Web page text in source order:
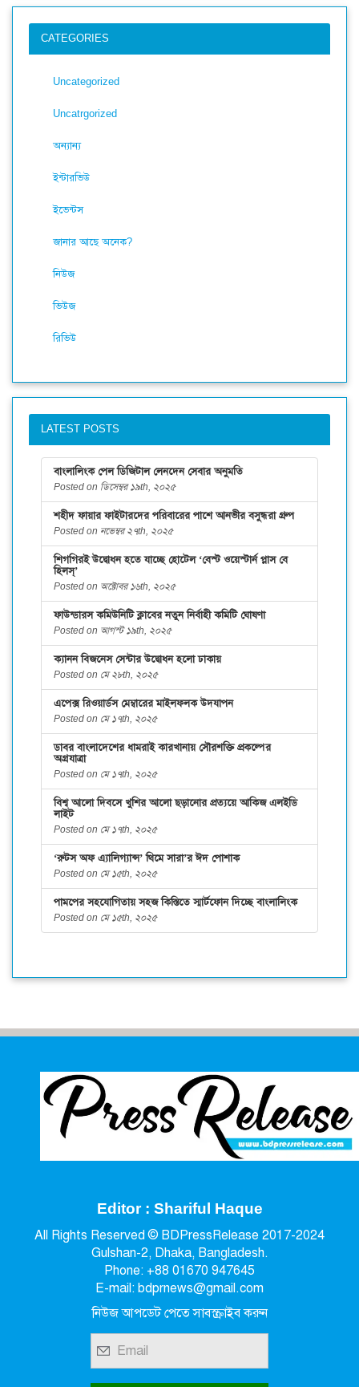
CATEGORIES
Uncategorized
Uncatrgorized
অন্যান্য
ইন্টারভিউ
ইভেন্টস
জানার আছে অনেক?
নিউজ
ভিউজ
রিভিউ
LATEST POSTS
বাংলালিংক পেল ডিজিটাল লেনদেন সেবার অনুমতি
Posted on ডিসেম্বর ১৯th, ২০২৫
শহীদ ফায়ার ফাইটারদের পরিবারের পাশে আনভীর বসুন্ধরা গ্রুপ
Posted on নভেম্বর ২৭th, ২০২৫
শিগগিরই উদ্বোধন হতে যাচ্ছে হোটেল ‘বেস্ট ওয়েস্টার্ন প্লাস বে
হিলস্’
Posted on অক্টোবর ১৬th, ২০২৫
ফাউন্ডারস কমিউনিটি ক্লাবের নতুন নির্বাহী কমিটি ঘোষণা
Posted on আগস্ট ১৯th, ২০২৫
ক্যানন বিজনেস সেন্টার উদ্বোধন হলো ঢাকায়
Posted on মে ২৮th, ২০২৫
এপেক্স রিওয়ার্ডস মেম্বারের মাইলফলক উদযাপন
Posted on মে ১৭th, ২০২৫
ডাবর বাংলাদেশের ধামরাই কারখানায় সৌরশক্তি প্রকল্পের
অগ্রযাত্রা
Posted on মে ১৭th, ২০২৫
বিশ্ব আলো দিবসে খুশির আলো ছড়ানোর প্রত্যয়ে আকিজ এলইডি
লাইট
Posted on মে ১৭th, ২০২৫
‘রুটস অফ এ্যালিগ্যান্স’ থিমে সারা’র ঈদ পোশাক
Posted on মে ১৫th, ২০২৫
পামপের সহযোগিতায় সহজ কিস্তিতে স্মার্টফোন দিচ্ছে বাংলালিংক
Posted on মে ১৫th, ২০২৫
Editor : Shariful Haque
All Rights Reserved © BDPressRelease 2017-2024
Gulshan-2, Dhaka, Bangladesh.
Phone: +88 01670 947645
E-mail: bdprnews@gmail.com
নিউজ আপডেট পেতে সাবস্ক্রাইব করুন